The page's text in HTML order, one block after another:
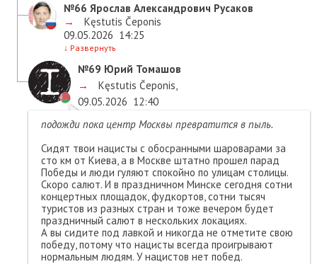
№66 Ярослав Александрович Русаков
→
Kęstutis Čeponis
09.05.2026 14:25
↓ Развернуть
№69 Юрий Томашов
→
Kęstutis Čeponis,
09.05.2026 12:40
подожди пока центр Москвы превратится в пыль.
Сидят твои нацисты с обосранными шароварами за
сто км от Киева, а в Москве штатно прошел парад
Победы и люди гуляют спокойно по улицам столицы.
Скоро салют. И в праздничном Минске сегодня сотни
концертных площадок, фудкортов, сотни тысяч
туристов из разных стран и тоже вечером будет
праздничный салют в нескольких локациях.
А вы сидите под лавкой и никогда не отметите свою
победу, потому что нацисты всегда проигрывают
нормальным людям. У нацистов нет побед.